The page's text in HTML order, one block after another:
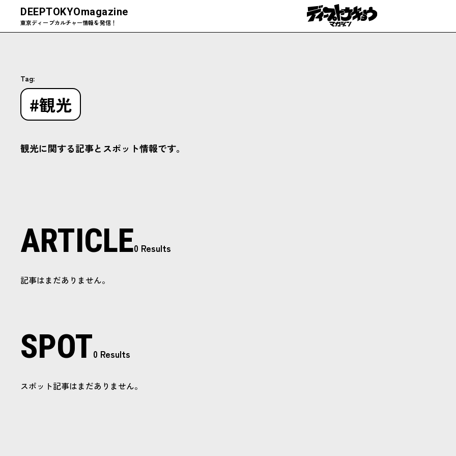
DEEPTOKYOmagazine
東京ディープカルチャー情報を発信！
Tag:
#観光
観光に関する記事とスポット情報です。
ARTICLE0 Results
記事はまだありません。
SPOT0 Results
スポット記事はまだありません。